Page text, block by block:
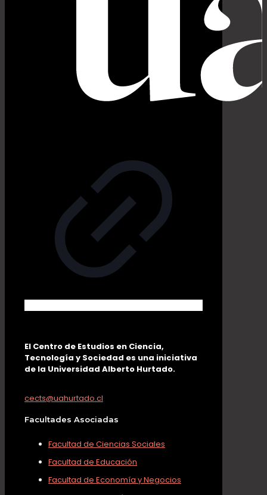
El Centro de Estudios en Ciencia,
Tecnología y Sociedad es una iniciativa
de la Universidad Alberto Hurtado.
cects@uahurtado.cl
Facultades Asociadas
Facultad de Ciencias Sociales
Facultad de Educación
Facultad de Economía y Negocios